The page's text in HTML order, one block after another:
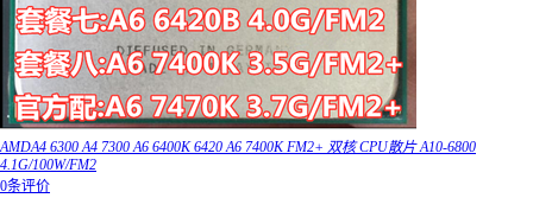
AMDA4 6300 A4 7300 A6 6400K 6420 A6 7400K FM2+ 双核 CPU散片 A10-6800
4.1G/100W/FM2
0条评价